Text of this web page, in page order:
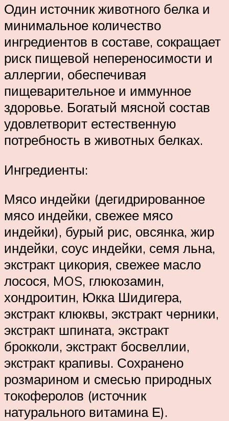
Один источник животного белка и
минимальное количество
ингредиентов в составе, сокращает
риск пищевой непереносимости и
аллергии, обеспечивая
пищеварительное и иммунное
здоровье. Богатый мясной состав
удовлетворит естественную
потребность в животных белках.
Ингредиенты:
Мясо индейки (дегидрированное
мясо индейки, свежее мясо
индейки), бурый рис, овсянка, жир
индейки, соус индейки, семя льна,
экстракт цикория, свежее масло
лосося, MOS, глюкозамин,
хондроитин, Юкка Шидигера,
экстракт клюквы, экстракт черники,
экстракт шпината, экстракт
брокколи, экстракт босвеллии,
экстракт крапивы. Сохранено
розмарином и смесью природных
токоферолов (источник
натурального витамина Е).